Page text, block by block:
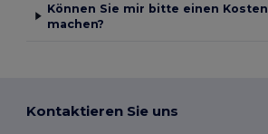
Können Sie mir bitte einen
machen?
Kontaktieren Sie uns